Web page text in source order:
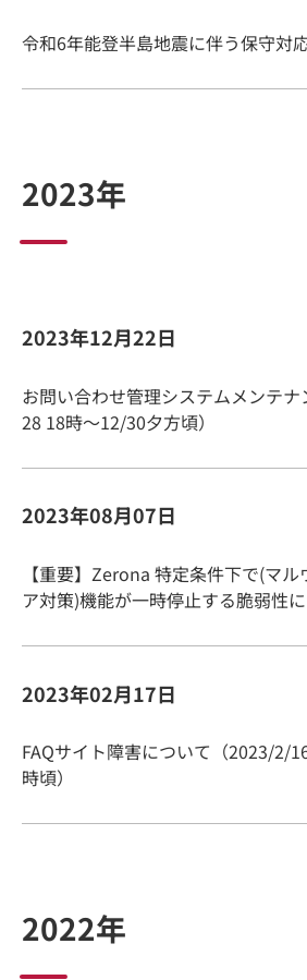
令和6年能登半島地震に伴う保守対
2023年
2023年12月22日
お問い合わせ管理システムメンテ
28 18時～12/30夕方頃）
2023年08月07日
【重要】Zerona 特定条件下で(マ
ア対策)機能が一時停止する脆弱性
2023年02月17日
FAQサイト障害について（2023/2/
時頃）
2022年